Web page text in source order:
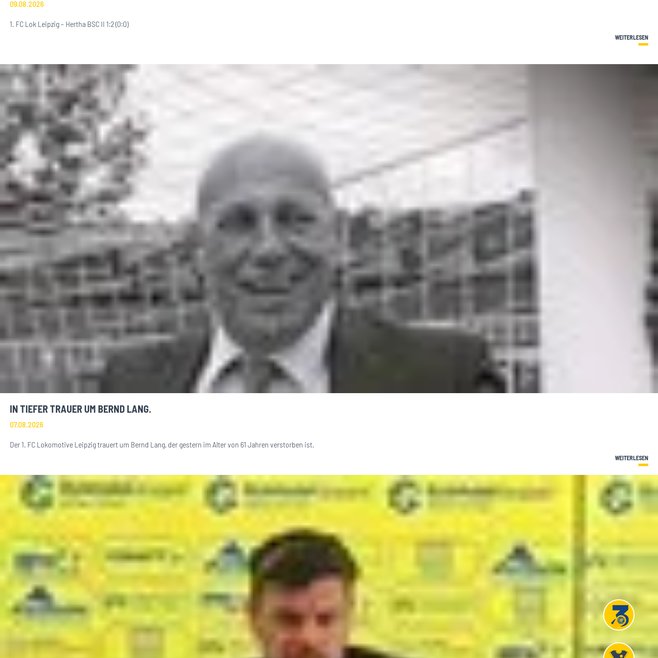
09.08.2026
1. FC Lok Leipzig – Hertha BSC II 1:2 (0:0)
WEITERLESEN
IN TIEFER TRAUER UM BERND LANG.
07.08.2026
Der 1. FC Lokomotive Leipzig trauert um Bernd Lang, der gestern im Alter von 61 Jahren verstorben ist.
WEITERLESEN
Projekt